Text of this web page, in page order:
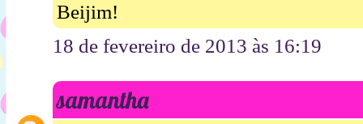
Beijim!
18 de fevereiro de 2013 às 16:19
samantha